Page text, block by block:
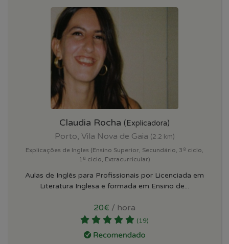
Claudia Rocha (Explicadora)
Porto, Vila Nova de Gaia (2.2 km)
Explicações de Ingles (Ensino Superior, Secundário, 3º ciclo,
1º ciclo, Extracurricular)
Aulas de Inglês para Profissionais por Licenciada em
Literatura Inglesa e formada em Ensino de...
20€ / hora
(19)